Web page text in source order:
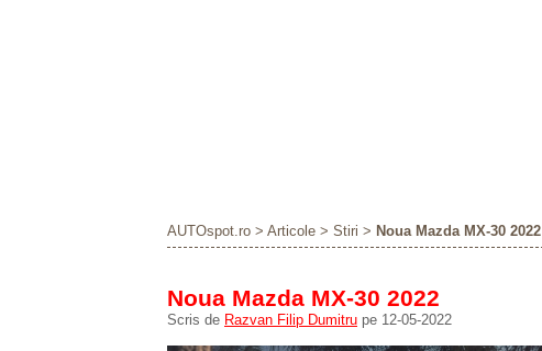
AUTOspot.ro > Articole > Stiri > Noua Mazda MX-30 2022
Noua Mazda MX-30 2022
Scris de Razvan Filip Dumitru pe 12-05-2022